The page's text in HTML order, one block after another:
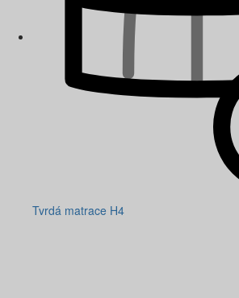
Tvrdá matrace H4